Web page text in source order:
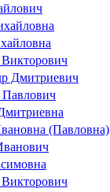
Дмитриевич
(Павловна)